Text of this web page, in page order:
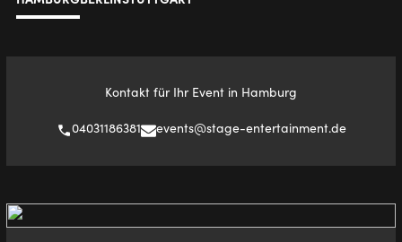
Kontakt für Ihr Event in Hamburg
04031186381 events@stage-entertainment.de